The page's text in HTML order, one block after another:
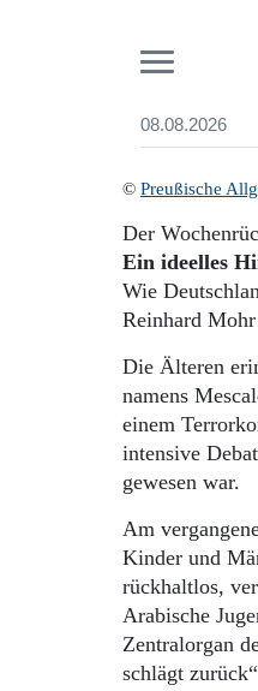
08.08.2026
Start
Abo
© Preußische
Der
Ein ideelles
Wie
Reinhard Mohr
Die Älteren
namens
einem
intensive
gewesen war.
Am
Kinder und
rückhaltlos,
Arabische
Zentralorgan
schlägt